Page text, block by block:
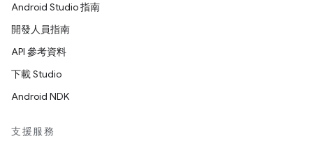
Android Studio 指南
開發人員指南
API 參考資料
下載 Studio
Android NDK
支援服務